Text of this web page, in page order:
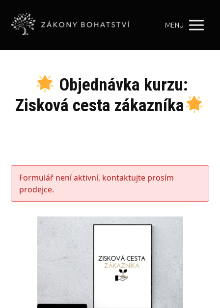
MENU
Objednávka kurzu:
Zisková cesta zákazníka
Formulář není aktivní, kontaktujte prosím
prodejce.